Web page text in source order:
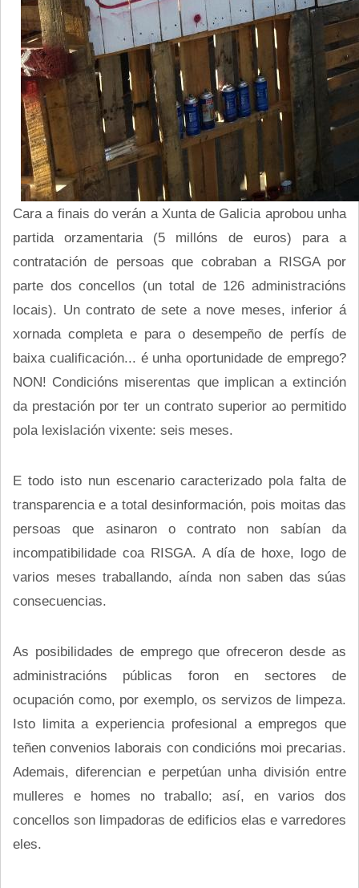
Cara a finais do verán a Xunta de Galicia aprobou unha
partida orzamentaria (5 millóns de euros) para a
contratación de persoas que cobraban a RISGA por
parte dos concellos (un total de 126 administracións
locais). Un contrato de sete a nove meses, inferior á
xornada completa e para o desempeño de perfís de
baixa cualificación... é unha oportunidade de emprego?
NON! Condicións miserentas que implican a extinción
da prestación por ter un contrato superior ao permitido
pola lexislación vixente: seis meses.
E todo isto nun escenario caracterizado pola falta de
transparencia e a total desinformación, pois moitas das
persoas que asinaron o contrato non sabían da
incompatibilidade coa RISGA. A día de hoxe, logo de
varios meses traballando, aínda non saben das súas
consecuencias.
As posibilidades de emprego que ofreceron desde as
administracións públicas foron en sectores de
ocupación como, por exemplo, os servizos de limpeza.
Isto limita a experiencia profesional a empregos que
teñen convenios laborais con condicións moi precarias.
Ademais, diferencian e perpetúan unha división entre
mulleres e homes no traballo; así, en varios dos
concellos son limpadoras de edificios elas e varredores
eles.